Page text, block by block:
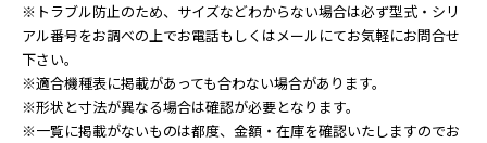
※トラブル防止のため、サイズなどわからない場合は必ず型式・シリ
アル番号をお調べの上でお電話もしくはメールにてお気軽にお問合せ
下さい。
※適合機種表に掲載があっても合わない場合があります。
※形状と寸法が異なる場合は確認が必要となります。
※一覧に掲載がないものは都度、金額・在庫を確認いたしますのでお